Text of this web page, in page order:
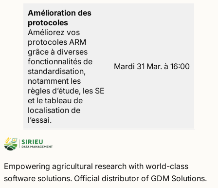
Amélioration des
protocoles
Améliorez vos
protocoles ARM
grâce à diverses
fonctionnalités de
standardisation,
notamment les
règles d’étude, les SE
et le tableau de
localisation de
l’essai.
Mardi 31 Mar. à 16:00
Empowering agricultural research with world-class
software solutions. Official distributor of GDM Solutions.